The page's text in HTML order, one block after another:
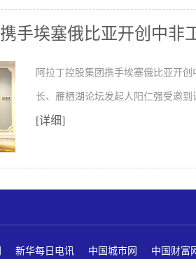
手埃塞俄比亚开创中非
阿拉丁控股集团携手埃塞俄比亚开
长、雁栖湖论坛发起人阳仁强受邀
[详细]
新华每日电讯 中国城市网 中国财富